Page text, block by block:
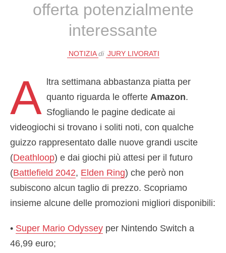
offerta potenzialmente
interessante
NOTIZIA di JURY LIVORATI
A
ltra settimana abbastanza piatta per
quanto riguarda le offerteAmazon.
Sfogliando le pagine dedicate ai
videogiochi si trovano i soliti noti, con qualche
guizzo rappresentato dalle nuove grandi uscite
(Deathloop) e dai giochi più attesi per il futuro
(Battlefield 2042, Elden Ring) che però non
subiscono alcun taglio di prezzo. Scopriamo
insieme alcune delle promozioni migliori disponibili:
• Super Mario Odyssey per Nintendo Switch a
46,99 euro;